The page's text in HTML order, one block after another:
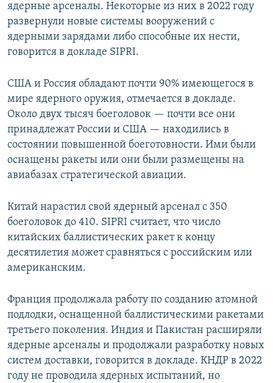
ядерные арсеналы. Некоторые из них в 2022 году
развернули новые системы вооружений с
ядерными зарядами либо способные их нести,
говорится в докладе SIPRI.
США и Россия обладают почти 90% имеющегося в
мире ядерного оружия, отмечается в докладе.
Около двух тысяч боеголовок — почти все они
принадлежат России и США — находились в
состоянии повышенной боеготовности. Ими были
оснащены ракеты или они были размещены на
авиабазах стратегической авиации.
Китай нарастил свой ядерный арсенал с 350
боеголовок до 410. SIPRI считает, что число
китайских баллистических ракет к концу
десятилетия может сравняться с российским или
американским.
Франция продолжала работу по созданию атомной
подлодки, оснащенной баллистическими ракетами
третьего поколения. Индия и Пакистан расширяли
ядерные арсеналы и продолжали разработку новых
систем доставки, говорится в докладе. КНДР в 2022
году не проводила ядерных испытаний, но